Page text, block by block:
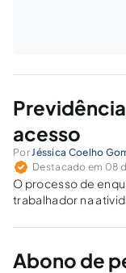
acesso
PorJéssica Coelho
Destacado em 08
O processo de
trabalhador na
gerando
Abono de